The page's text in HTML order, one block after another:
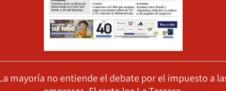
mayoría no entiende el debate por el impuesto a